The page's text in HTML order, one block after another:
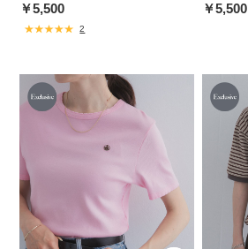
￥5,500
2
￥5,500